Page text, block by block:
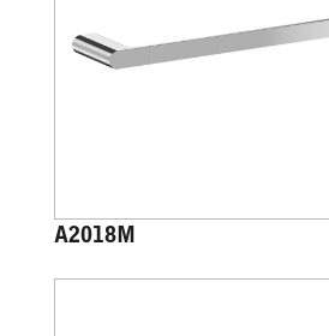
A2018M